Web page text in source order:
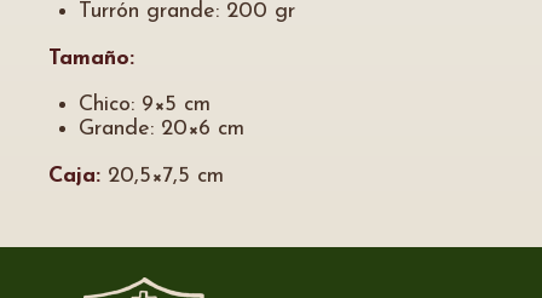
Turrón grande: 200 gr
Tamaño:
Chico: 9×5 cm
Grande: 20×6 cm
Caja: 20,5×7,5 cm